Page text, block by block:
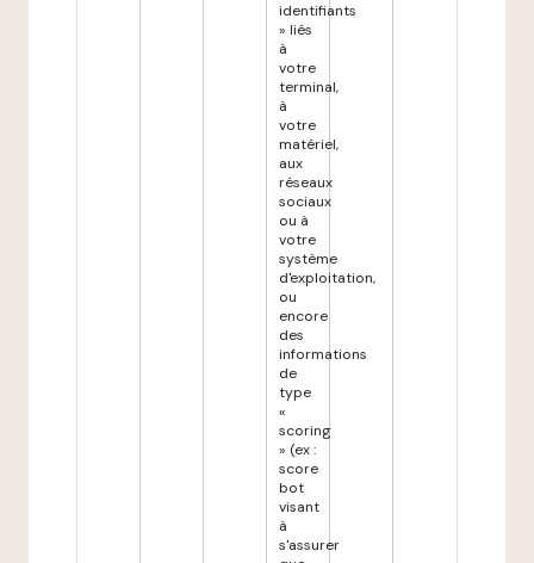
identifiants
» liés
à
votre
terminal,
à
votre
matériel,
aux
réseaux
sociaux
ou à
votre
système
d'exploitation,
ou
encore
des
informations
de
type
«
scoring
» (ex :
score
bot
visant
à
s'assurer